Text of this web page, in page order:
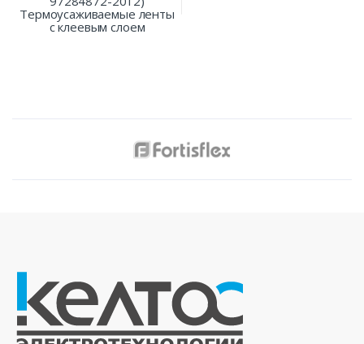
Термоусаживаемые ленты
с клеевым слоем